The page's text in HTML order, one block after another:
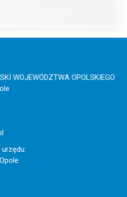
WOJEWÓDZTWA OPOLSKIEGO